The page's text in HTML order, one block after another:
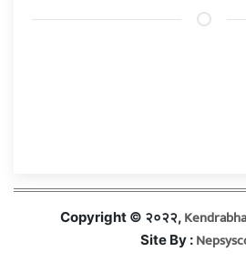
Copyright © २०२२,
Site By :